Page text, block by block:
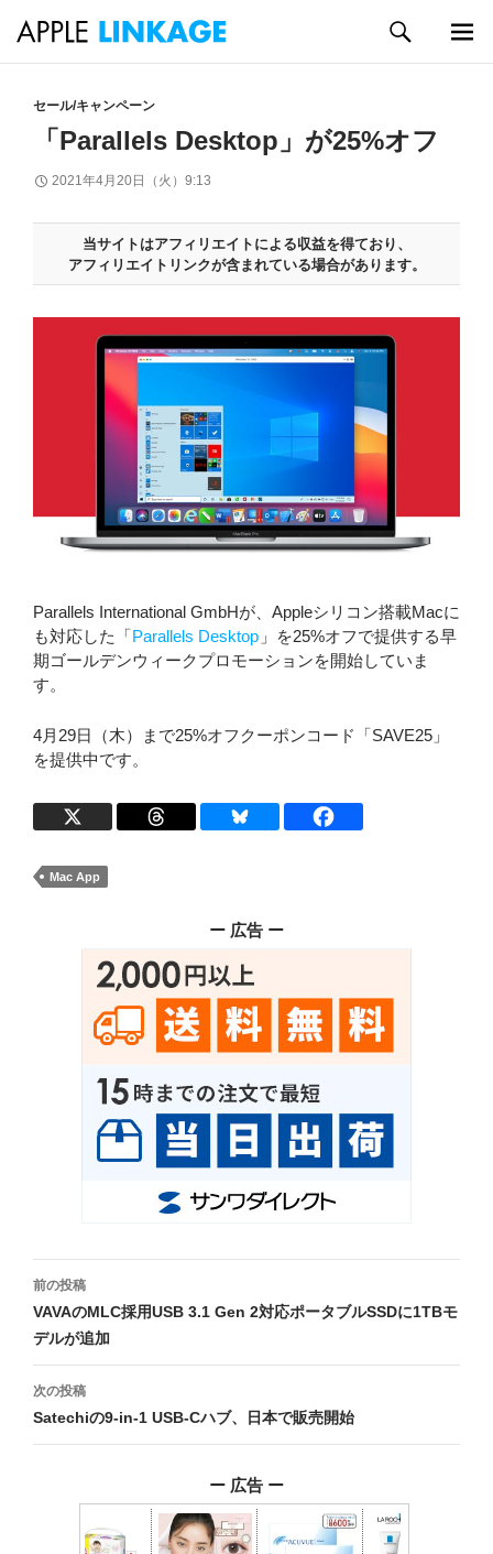
索
セール/キャンペーン
「Parallels Desktop」が25%オフ
2021年4月20日（火）9:13
当サイトはアフィリエイトによる収益を得ており、
アフィリエイトリンクが含まれている場合があります。
Parallels International GmbHが、Appleシリコン搭載Macに
も対応した「Parallels Desktop 」を25%オフで提供する早
期ゴールデンウィークプロモーションを開始していま
す。
4月29日（木）まで25%オフクーポンコード「SAVE25」
を提供中です。
Mac App
ー 広告 ー
投
稿
ナ
ビ
ゲ
前の投稿
VAVAのMLC採用USB 3.1 Gen 2対応ポータブルSSDに1TBモ
デルが追加
次の投稿
Satechiの9-in-1 USB-Cハブ、日本で販売開始
ー 広告 ー